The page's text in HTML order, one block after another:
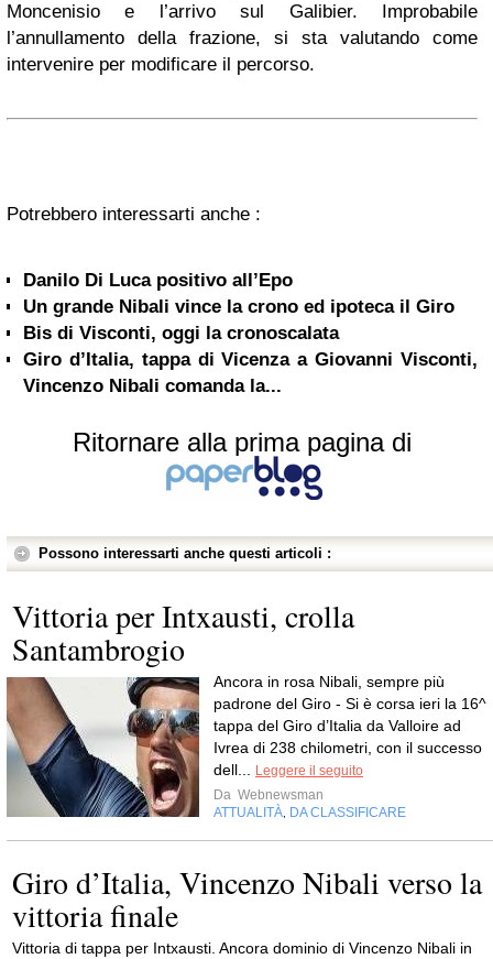
Moncenisio e l’arrivo sul Galibier. Improbabile
l’annullamento della frazione, si sta valutando come
intervenire per modificare il percorso.
Potrebbero interessarti anche :
Danilo Di Luca positivo all’Epo
Un grande Nibali vince la crono ed ipoteca il Giro
Bis di Visconti, oggi la cronoscalata
Giro d’Italia, tappa di Vicenza a Giovanni Visconti,
Vincenzo Nibali comanda la...
Ritornare alla prima pagina di
Possono interessarti anche questi articoli :
Vittoria per Intxausti, crolla
Santambrogio
Ancora in rosa Nibali, sempre più
padrone del Giro - Si è corsa ieri la 16^
tappa del Giro d’Italia da Valloire ad
Ivrea di 238 chilometri, con il successo
dell...
Leggere il seguito
Da Webnewsman
ATTUALITÀ DA CLASSIFICARE
Giro d’Italia, Vincenzo Nibali verso la
vittoria finale
Vittoria di tappa per Intxausti. Ancora dominio di Vincenzo Nibali in